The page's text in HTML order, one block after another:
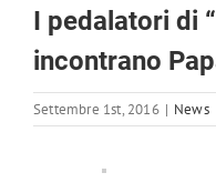
I pedalatori di
incontrano
Settembre 1st, 2016 | News